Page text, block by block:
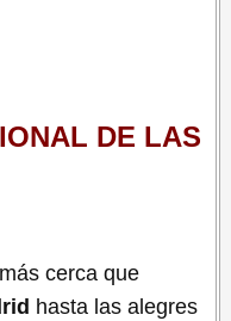
DE LAS
cerca que
hasta las alegres